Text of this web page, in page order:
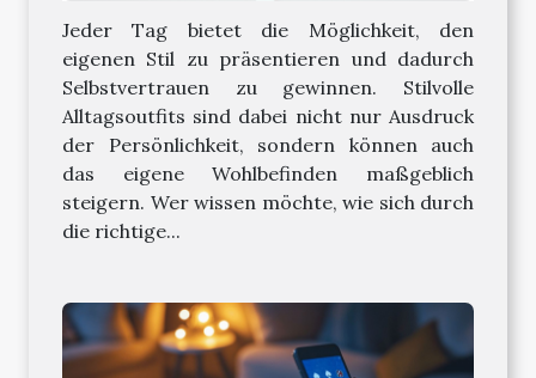
Jeder Tag bietet die Möglichkeit, den
eigenen Stil zu präsentieren und dadurch
Selbstvertrauen zu gewinnen. Stilvolle
Alltagsoutfits sind dabei nicht nur Ausdruck
der Persönlichkeit, sondern können auch
das eigene Wohlbefinden maßgeblich
steigern. Wer wissen möchte, wie sich durch
die richtige...